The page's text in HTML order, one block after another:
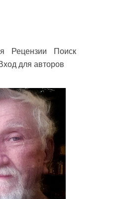
Рецензии
Поиск
для авторов